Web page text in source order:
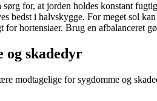
sørg for, at jorden holdes konstant
bedst i halvskygge. For meget sol
hortensiaer. Brug en afbalanceret
og skadedyr
modtagelige for sygdomme og